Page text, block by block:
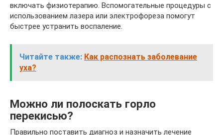
включать физиотерапию. Вспомогательные процедуры с
использованием лазера или электрофореза помогут
быстрее устранить воспаление.
Читайте также: Как распознать заболевание
уха?
Можно ли полоскать горло
перекисью?
Правильно поставить диагноз и назначить лечение